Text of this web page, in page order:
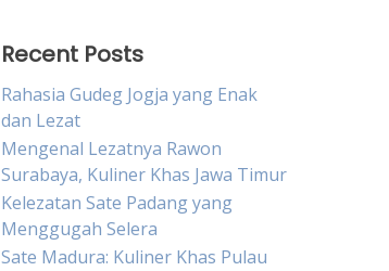
Recent Posts
Rahasia Gudeg Jogja yang Enak
dan Lezat
Mengenal Lezatnya Rawon
Surabaya, Kuliner Khas Jawa Timur
Kelezatan Sate Padang yang
Menggugah Selera
Sate Madura: Kuliner Khas Pulau